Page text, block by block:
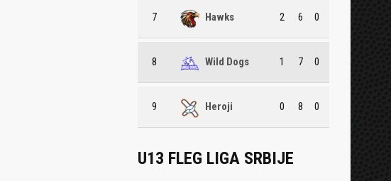
7 Hawks 2 6 0
8 Wild Dogs 1 7 0
9 Heroji 0 8 0
U13 FLEG LIGA SRBIJE